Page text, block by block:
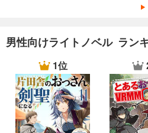
男性向けライトノベル ラン
1位